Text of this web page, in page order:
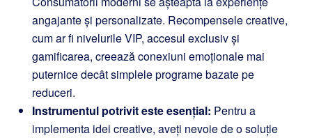
angajante și personalizate. Recompensele creative,
cum ar fi nivelurile VIP, accesul exclusiv și
gamificarea, creează conexiuni emoționale mai
puternice decât simplele programe bazate pe
reduceri.
Instrumentul potrivit este esențial: Pentru a
implementa idei creative, aveți nevoie de o soluție